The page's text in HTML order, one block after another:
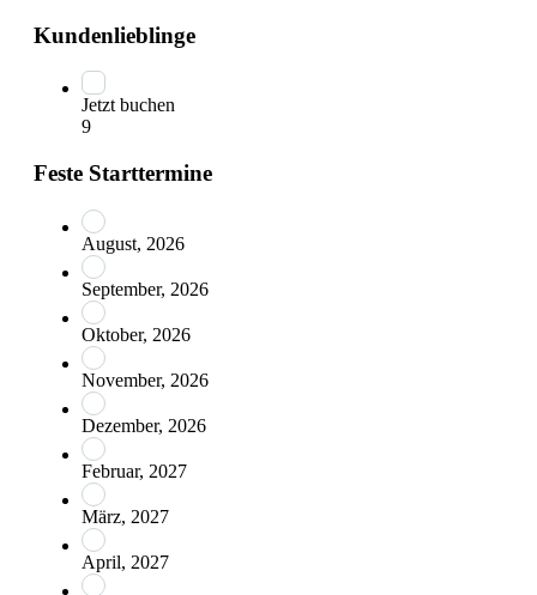
Kundenlieblinge
Jetzt buchen
9
Feste Starttermine
August, 2026
September, 2026
Oktober, 2026
November, 2026
Dezember, 2026
Februar, 2027
März, 2027
April, 2027